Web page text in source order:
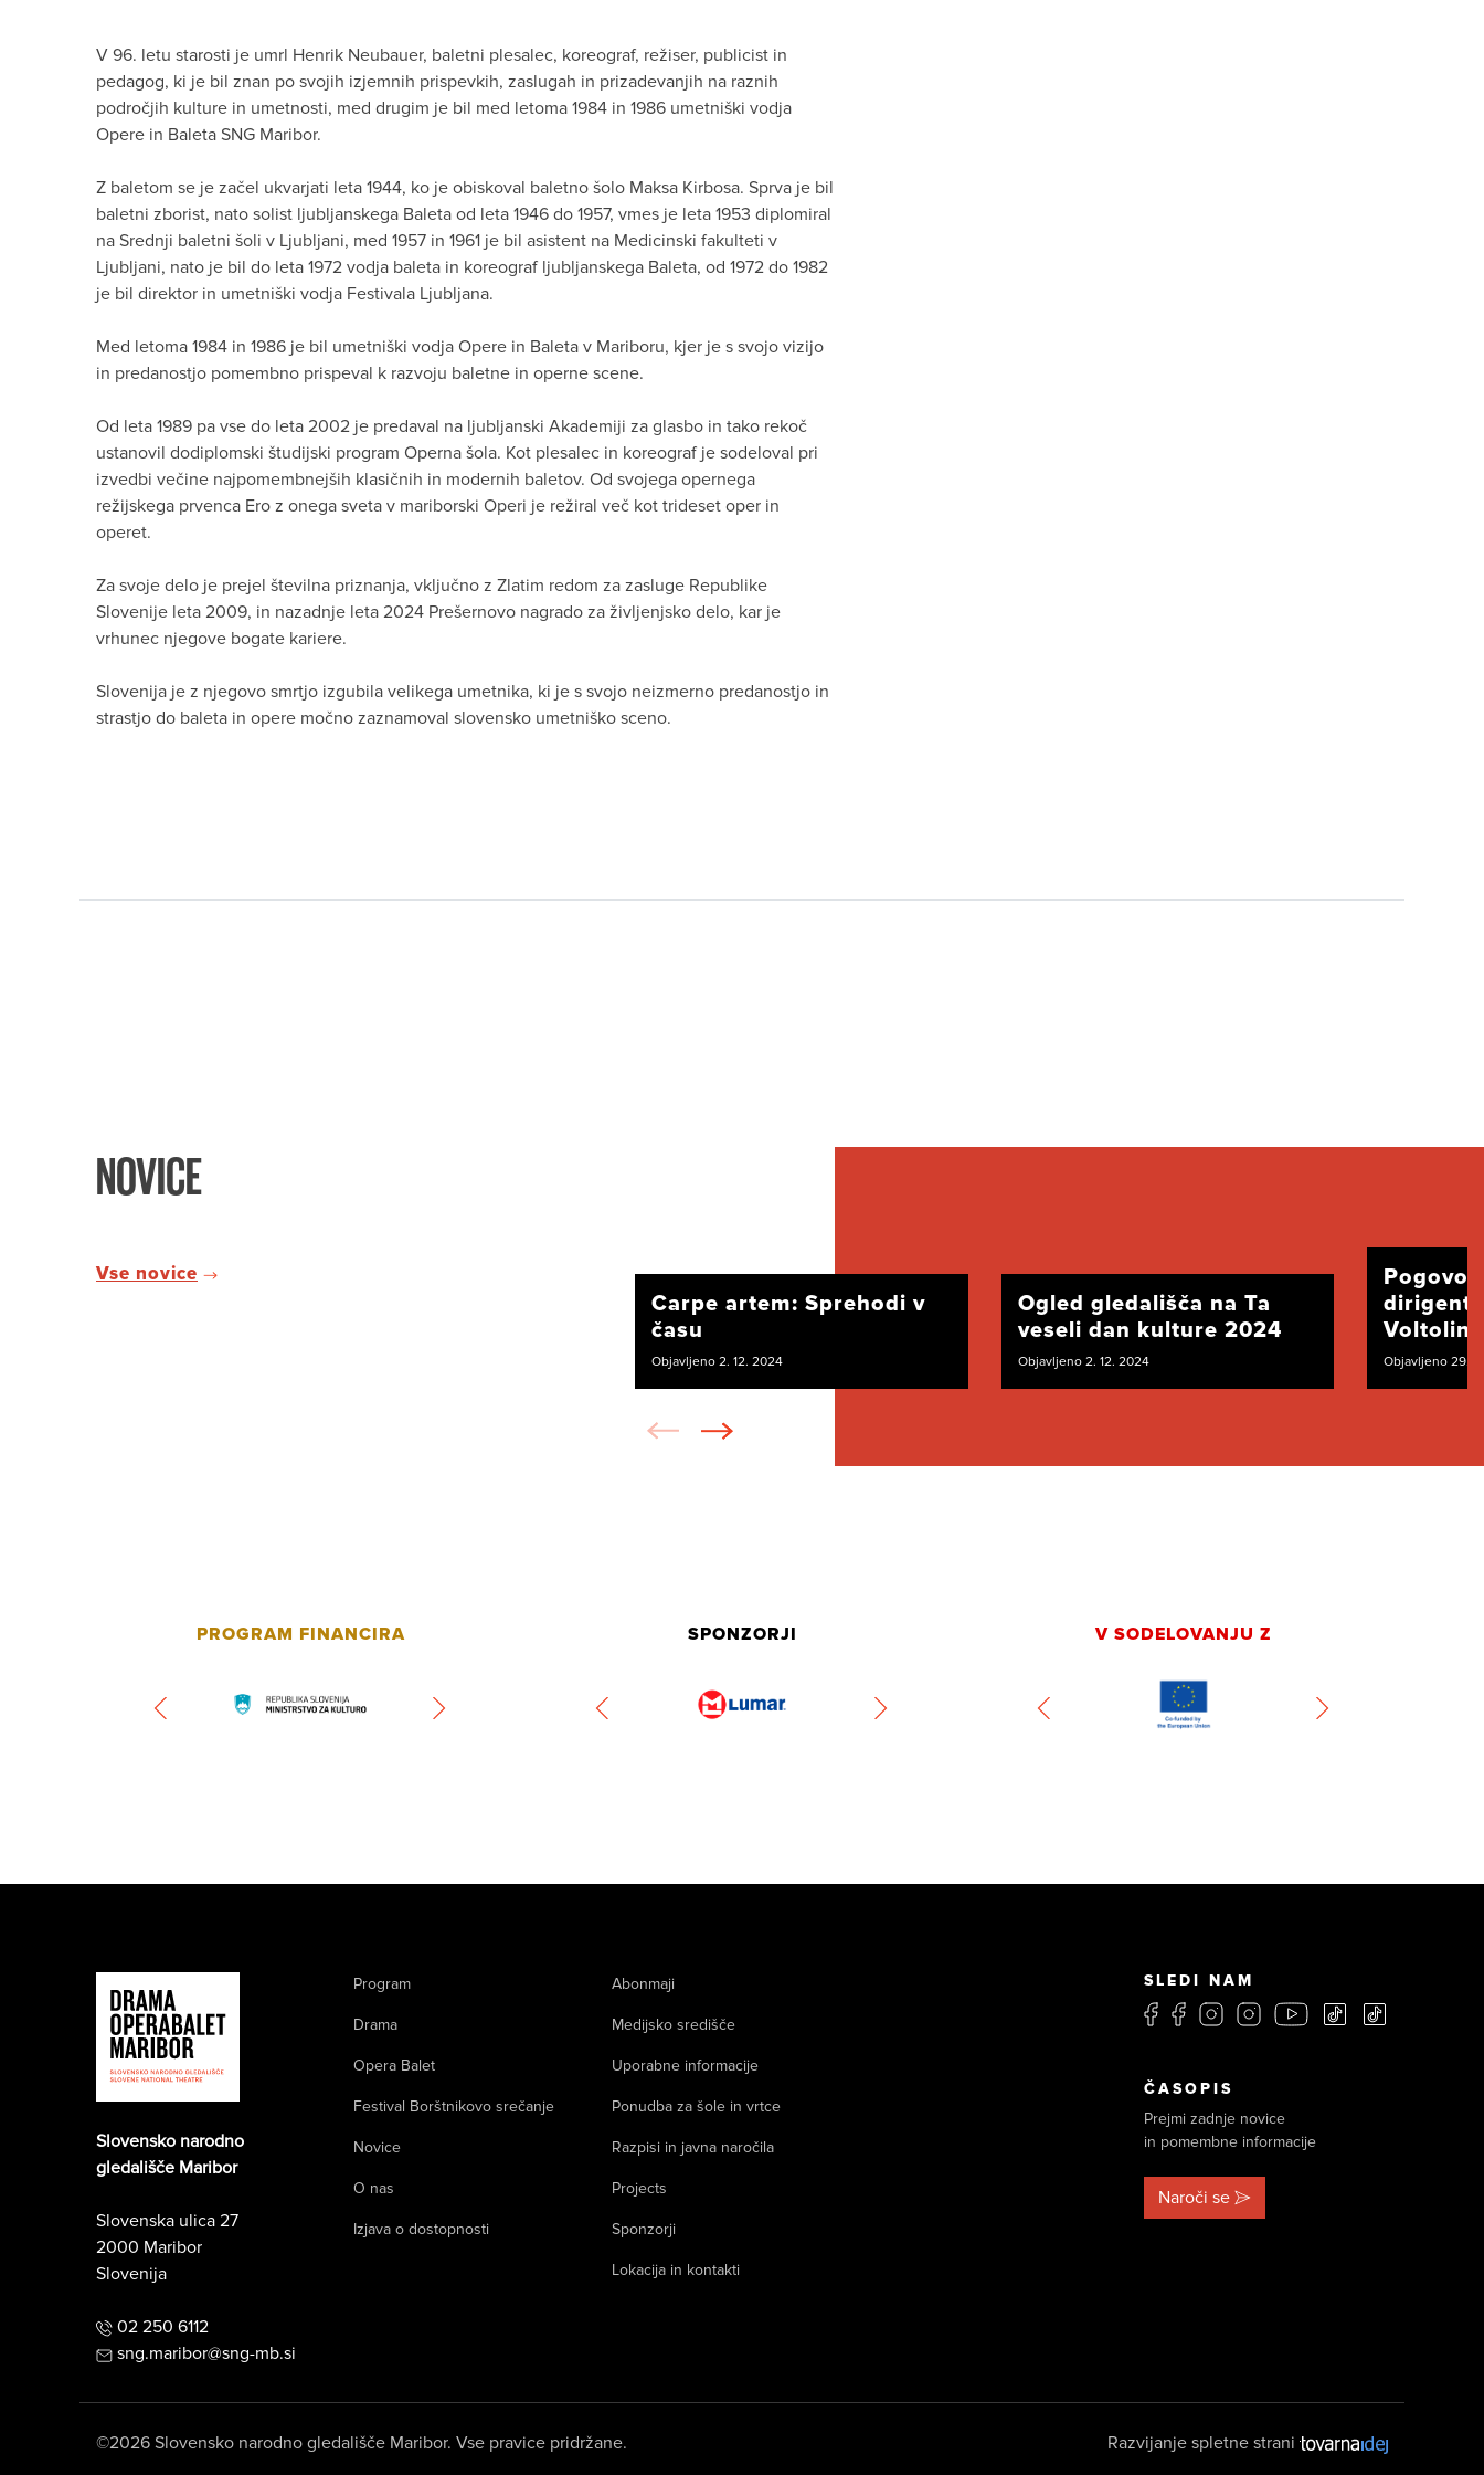
V 96. letu starosti je umrl Henrik Neubauer, baletni plesalec, koreograf, režiser, publicist in
pedagog, ki je bil znan po svojih izjemnih prispevkih, zaslugah in prizadevanjih na raznih
področjih kulture in umetnosti, med drugim je bil med letoma 1984 in 1986 umetniški vodja
Opere in Baleta SNG Maribor.
Z baletom se je začel ukvarjati leta 1944, ko je obiskoval baletno šolo Maksa Kirbosa. Sprva je bil
baletni zborist, nato solist ljubljanskega Baleta od leta 1946 do 1957, vmes je leta 1953 diplomiral
na Srednji baletni šoli v Ljubljani, med 1957 in 1961 je bil asistent na Medicinski fakulteti v
Ljubljani, nato je bil do leta 1972 vodja baleta in koreograf ljubljanskega Baleta, od 1972 do 1982
je bil direktor in umetniški vodja Festivala Ljubljana.
Med letoma 1984 in 1986 je bil umetniški vodja Opere in Baleta v Mariboru, kjer je s svojo vizijo
in predanostjo pomembno prispeval k razvoju baletne in operne scene.
Od leta 1989 pa vse do leta 2002 je predaval na ljubljanski Akademiji za glasbo in tako rekoč
ustanovil dodiplomski študijski program Operna šola. Kot plesalec in koreograf je sodeloval pri
izvedbi večine najpomembnejših klasičnih in modernih baletov. Od svojega opernega
režijskega prvenca Ero z onega sveta v mariborski Operi je režiral več kot trideset oper in
operet.
Za svoje delo je prejel številna priznanja, vključno z Zlatim redom za zasluge Republike
Slovenije leta 2009, in nazadnje leta 2024 Prešernovo nagrado za življenjsko delo, kar je
vrhunec njegove bogate kariere.
Slovenija je z njegovo smrtjo izgubila velikega umetnika, ki je s svojo neizmerno predanostjo in
strastjo do baleta in opere močno zaznamoval slovensko umetniško sceno.
NOVICE
Vse novice
Carpe artem: Sprehodi v
času
Objavljeno 2. 12. 2024
Ogled gledališča na Ta
veseli dan kulture 2024
Objavljeno 2. 12. 2024 Objavljeno 29.
PROGRAM FINANCIRA SPONZORJI V SODELOVANJU Z
Slovensko narodno
gledališče Maribor
Slovenska ulica 27
2000 Maribor
Slovenija
02 250 6112
sng.maribor@sng-mb.si
Program
Drama
Opera Balet
Festival Borštnikovo srečanje
Novice
O nas
Izjava o dostopnosti
Abonmaji
Medijsko središče
Uporabne informacije
Ponudba za šole in vrtce
Razpisi in javna naročila
Projects
Sponzorji
Lokacija in kontakti
SLEDI NAM
ČASOPIS
Prejmi zadnje novice
in pomembne informacije
Naroči se
©2026 Slovensko narodno gledališče Maribor. Vse pravice pridržane. Razvijanje spletne strani